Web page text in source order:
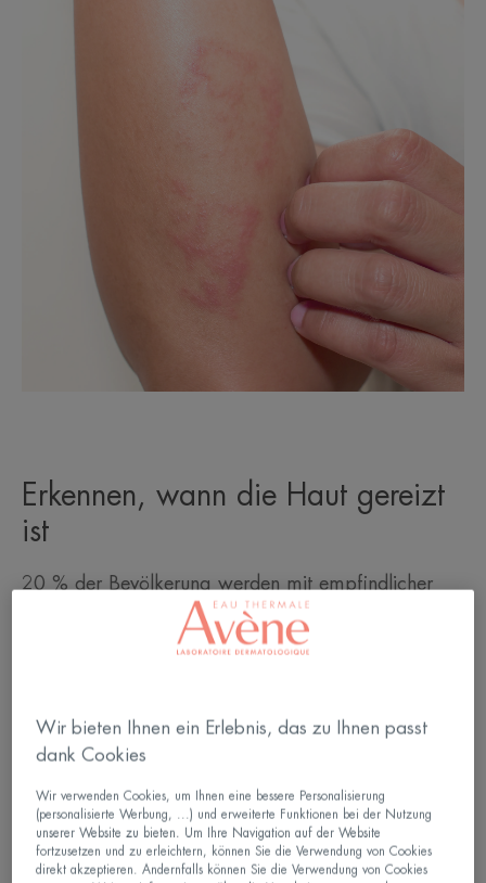
Erkennen, wann die Haut gereizt
ist
20 % der Bevölkerung werden mit empfindlicher
Haut geboren, aber wir alle sind dem
gelegentlichen Hautausschlag ausgesetzt.
Produkten, die die Haut nicht verträgt, Klima,
Infektionen... Diese äusseren Aggressoren
Entzündungen in Ihrer Haut. Man kann es sehen:
Rötungen, Trockenheit, Risse... Und Sie können es
fühlen:
Wir bieten Ihnen ein Erlebnis, das zu Ihnen passt
dank Cookies
Wir verwenden Cookies, um Ihnen eine bessere Personalisierung
(personalisierte Werbung, ...) und erweiterte Funktionen bei der Nutzung
unserer Website zu bieten. Um Ihre Navigation auf der Website
fortzusetzen und zu erleichtern, können Sie die Verwendung von Cookies
direkt akzeptieren. Andernfalls können Sie die Verwendung von Cookies